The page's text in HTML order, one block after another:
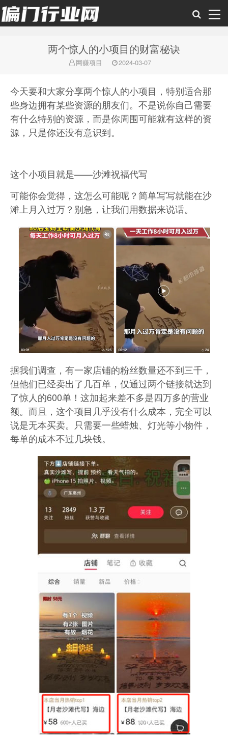
两个惊人的小项目的财富秘诀
网赚项目 2024-03-07
今天要和大家分享两个惊人的小项目，特别适合那
些身边拥有某些资源的朋友们。不是说你自己需要
有什么特别的资源，而是你周围可能就有这样的资
源，只是你还没有意识到。
这个小项目就是——沙滩祝福代写
可能你会觉得，这怎么可能呢？简单写写就能在沙
滩上月入过万？别急，让我们用数据来说话。
据我们调查，有一家店铺的粉丝数量还不到三千，
但他们已经卖出了几百单，仅通过两个链接就达到
了惊人的600单！这加起来差不多是四万多的营业
额。而且，这个项目几乎没有什么成本，完全可以
说是无本买卖。只需要一些蜡烛、灯光等小物件，
每单的成本不过几块钱。